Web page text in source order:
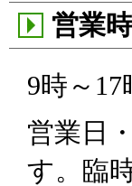
営業
9時～17
営業日
す。臨